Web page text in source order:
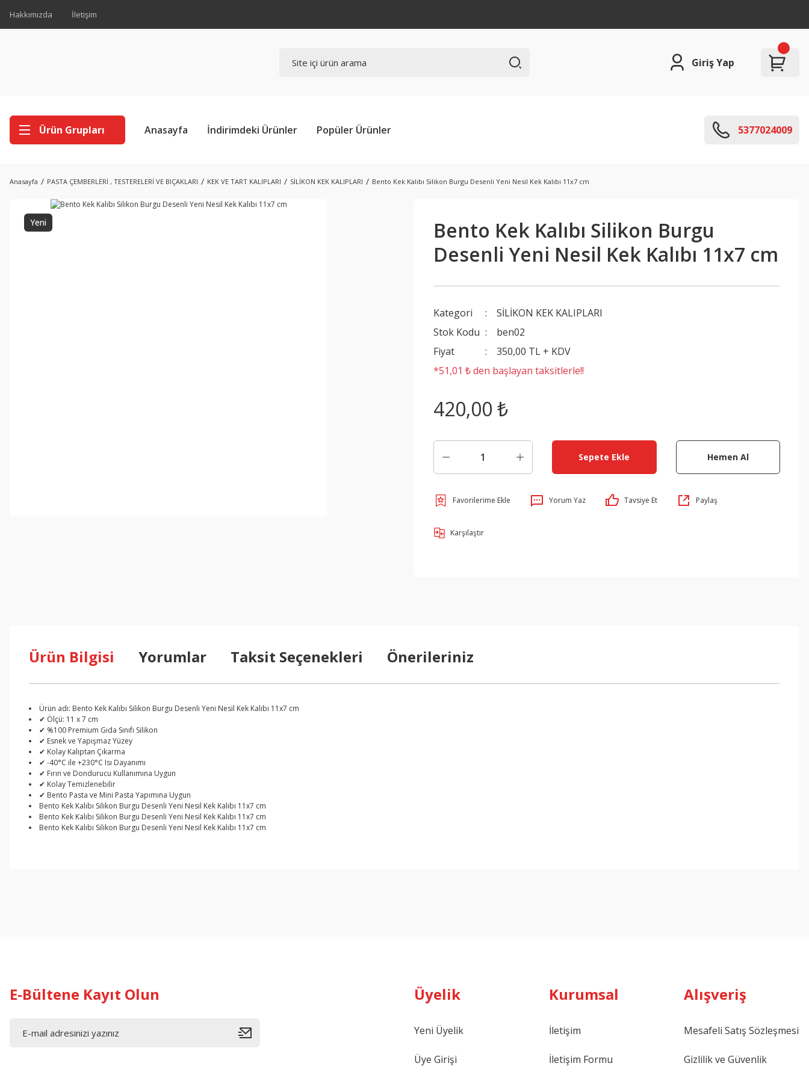
Hakkımızda İletişim
Giriş Yap
Ürün Grupları Anasayfa İndirimdeki Ürünler Popüler Ürünler 5377024009
Anasayfa PASTA ÇEMBERLERİ , TESTERELERİ VE BIÇAKLARI KEK VE TART KALIPLARI SİLİKON KEK KALIPLARI Bento Kek Kalıbı Silikon Burgu Desenli Yeni Nesil Kek Kalıbı 11x7 cm
Yeni
Bento Kek Kalıbı Silikon Burgu
Desenli Yeni Nesil Kek Kalıbı 11x7 cm
Kategori
SİLİKON KEK KALIPLARI
Stok Kodu
ben02
Fiyat
350,00 TL + KDV
*51,01 ₺ den başlayan taksitlerle!!
420,00 ₺
Sepete Ekle Hemen Al
Yorum Yaz Tavsiye Et Paylaş
Karşılaştır
Ürün Bilgisi Yorumlar Taksit Seçenekleri Önerileriniz
Ürün adı: Bento Kek Kalıbı Silikon Burgu Desenli Yeni Nesil Kek Kalıbı 11x7 cm
✔ Ölçü: 11 x 7 cm
✔ %100 Premium Gıda Sınıfı Silikon
✔ Esnek ve Yapışmaz Yüzey
✔ Kolay Kalıptan Çıkarma
✔ -40°C ile +230°C Isı Dayanımı
✔ Fırın ve Dondurucu Kullanımına Uygun
✔ Kolay Temizlenebilir
✔ Bento Pasta ve Mini Pasta Yapımına Uygun
Bento Kek Kalıbı Silikon Burgu Desenli Yeni Nesil Kek Kalıbı 11x7 cm
Bento Kek Kalıbı Silikon Burgu Desenli Yeni Nesil Kek Kalıbı 11x7 cm
Bento Kek Kalıbı Silikon Burgu Desenli Yeni Nesil Kek Kalıbı 11x7 cm
E-Bültene Kayıt Olun Üyelik
Yeni Üyelik
Üye Girişi
Kurumsal
İletişim
İletişim Formu
Alışveriş
Mesafeli Satış Sözleşmesi
Gizlilik ve Güvenlik